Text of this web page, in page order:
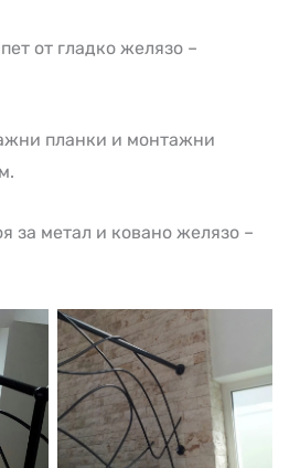
от гладко желязо –
планки и монтажни
за метал и ковано желязо –